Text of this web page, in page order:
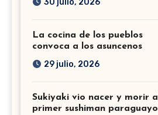
30 julio, 2026
La cocina de los pueblos
convoca a los asuncenos
29 julio, 2026
Sukiyaki vio nacer y morir al
primer sushiman paraguayo